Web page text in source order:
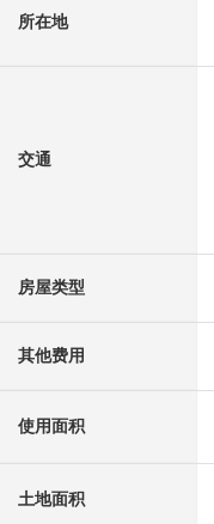
所在地
交通
房屋类型
其他费用
使用面积
土地面积